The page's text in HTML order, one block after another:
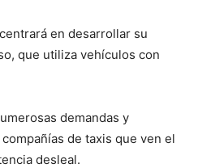
en desarrollar su
que utiliza vehículos con
demandas y
de taxis que ven el
desleal.